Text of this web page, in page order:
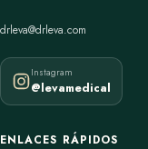
drleva@drleva.com
Instagram
@levamedical
ENLACES RÁPIDOS